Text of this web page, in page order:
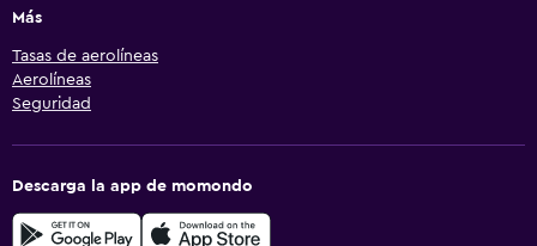
Más
Tasas de aerolíneas
Aerolíneas
Seguridad
Descarga la app de momondo